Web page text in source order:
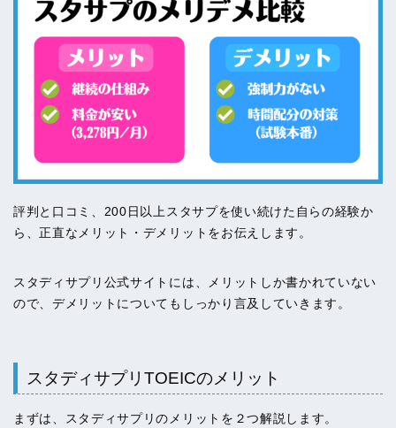
評判と口コミ、200日以上スタサプを使い続けた自らの経験か
ら、正直なメリット・デメリットをお伝えします。
スタディサプリ公式サイトには、メリットしか書かれていない
ので、デメリットについてもしっかり言及していきます。
スタディサプリTOEICのメリット
まずは、スタディサプリのメリットを２つ解説します。